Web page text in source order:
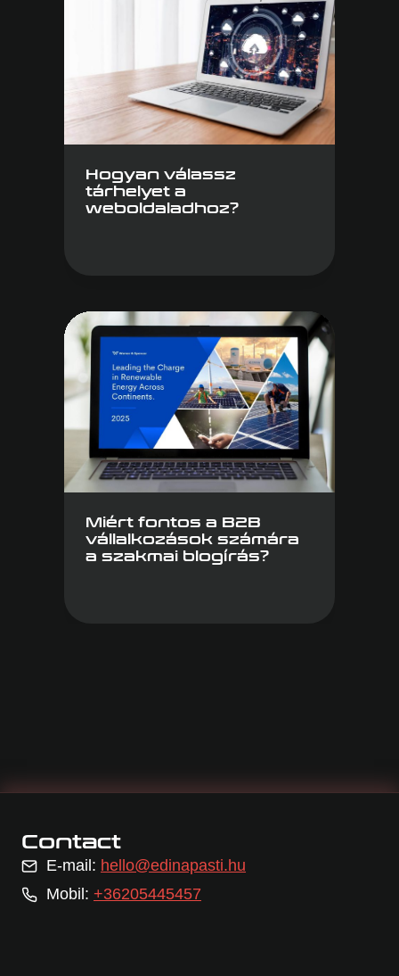
Hogyan válassz
tárhelyet a
weboldaladhoz?
Miért fontos a B2B
vállalkozások számára
a szakmai blogírás?
Contact
E-mail: hello@edinapasti.hu
Mobil: +36205445457